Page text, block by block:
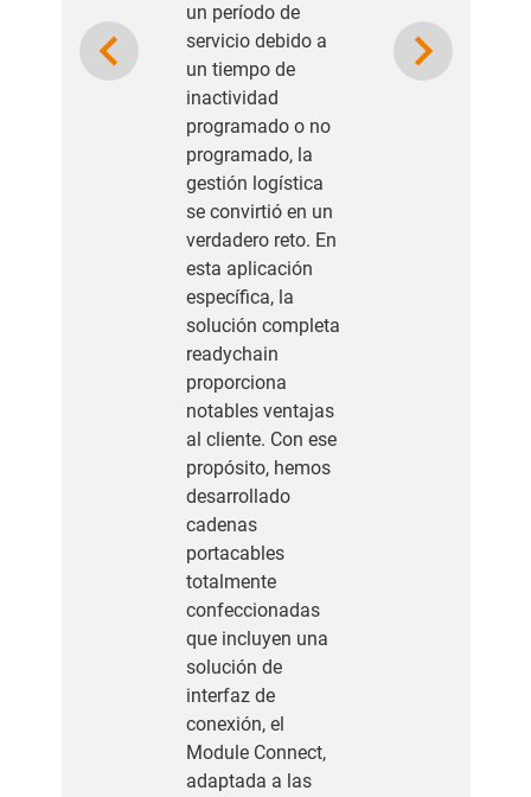
un período de
servicio debido a
un tiempo de
inactividad
programado o no
programado, la
gestión logística
se convirtió en un
verdadero reto. En
esta aplicación
específica, la
solución completa
readychain
proporciona
notables ventajas
al cliente. Con ese
propósito, hemos
desarrollado
cadenas
portacables
totalmente
confeccionadas
que incluyen una
solución de
interfaz de
conexión, el
Module Connect,
adaptada a las
Previous